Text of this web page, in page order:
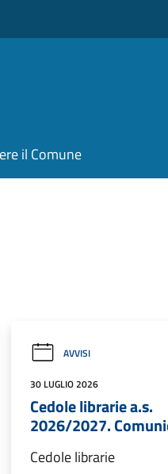
il Comune
AVVISI
30 LUGLIO 2026
Cedole librarie a.s.
2026/2027.
Cedole librarie